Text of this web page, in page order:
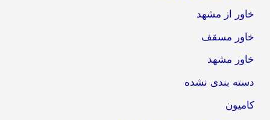
خاور از مشهد
خاور مسقف
خاور مشهد
دسته بندی نشده
کامیون